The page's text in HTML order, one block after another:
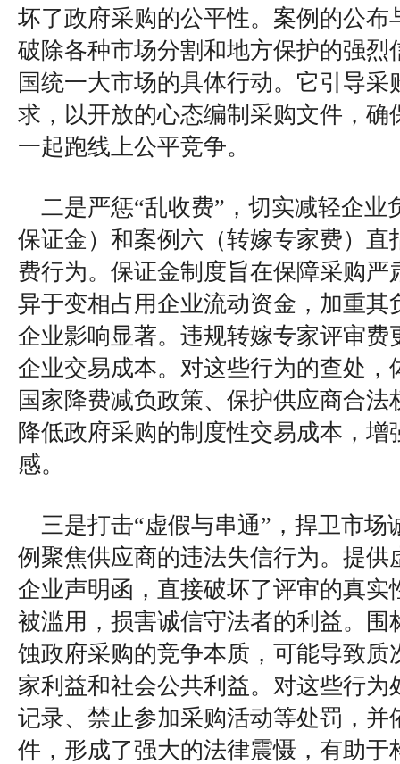
坏了政府采购的公平性。案例的公布
破除各种市场分割和地方保护的强烈
国统一大市场的具体行动。它引导
求，以开放的心态编制采购文件，确
一起跑线上公平竞争。
二是严惩“乱收费”，切实减轻企业
保证金）和案例六（转嫁专家费）直
费行为。保证金制度旨在保障采购严
异于变相占用企业流动资金，加重其
企业影响显著。违规转嫁专家评审费
企业交易成本。对这些行为的查处，
国家降费减负政策、保护供应商合
降低政府采购的制度性交易成本，增
感。
三是打击“虚假与串通”，捍卫市场
例聚焦供应商的违法失信行为。提供
企业声明函，直接破坏了评审的真实
被滥用，损害诚信守法者的利益。围
蚀政府采购的竞争本质，可能导致质
家利益和社会公共利益。对这些行为
记录、禁止参加采购活动等处罚，并
件，形成了强大的法律震慑，有助于